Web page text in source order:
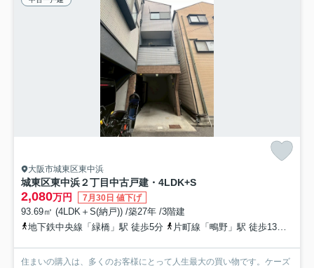
大阪市城東区東中浜
城東区東中浜２丁目中古戸建・4LDK+S
2,080万円 7月30日 値下げ
93.69㎡ (4LDK＋S(納戸)) /築27年 /3階建
地下鉄中央線「緑橋」駅 徒歩5分
片町線「鴫野」駅 徒歩13分
住まいの購入は、多くのお客様にとって人生最大の買い物です。ケーズ